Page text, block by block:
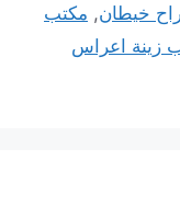
خيطان, مكتب
زينة اعراس